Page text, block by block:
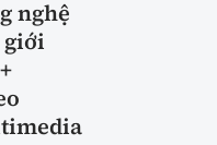
nghệ
giới